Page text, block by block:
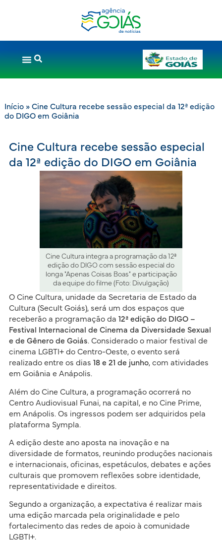
Início» Cine Cultura recebe sessão especial da 12ª edição
do DIGO em Goiânia
Cine Cultura recebe sessão especial
da 12ª edição do DIGO em Goiânia
Cine Cultura integra a programação da 12ª
edição do DIGO com sessão especial do
longa "Apenas Coisas Boas" e participação
da equipe do filme (Foto: Divulgação)
O Cine Cultura, unidade da Secretaria de Estado da
Cultura (Secult Goiás), será um dos espaços que
receberão a programação da 12ª edição do DIGO –
Festival Internacional de Cinema da Diversidade Sexual
e de Gênero de Goiás. Considerado o maior festival de
cinema LGBTI+ do Centro-Oeste, o evento será
realizado entre os dias 18 e 21 de junho, com atividades
em Goiânia e Anápolis.
Além do Cine Cultura, a programação ocorrerá no
Centro Audiovisual Funai, na capital, e no Cine Prime,
em Anápolis. Os ingressos podem ser adquiridos pela
plataforma Sympla.
A edição deste ano aposta na inovação e na
diversidade de formatos, reunindo produções nacionais
e internacionais, oficinas, espetáculos, debates e ações
culturais que promovem reflexões sobre identidade,
representatividade e direitos.
Segundo a organização, a expectativa é realizar mais
uma edição marcada pela originalidade e pelo
fortalecimento das redes de apoio à comunidade
LGBTI+.